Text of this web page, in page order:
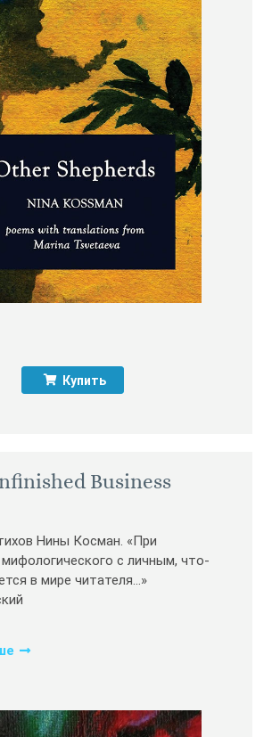
Купить
Business
Нины Косман. «При
с личным, что-
в мире читателя…»